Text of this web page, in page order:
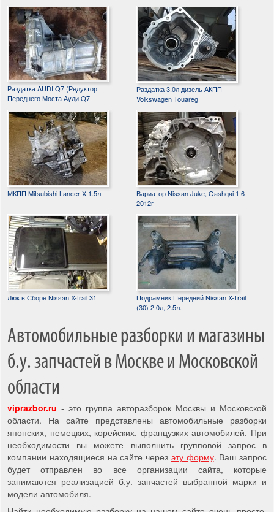
Раздатка AUDI Q7 (Редуктор
Переднего Моста Ауди Q7
Раздатка 3.0л дизель АКПП
Volkswagen Touareg
МКПП Mitsubishi Lancer X 1.5л
Вариатор Nissan Juke, Qashqai 1.6
2012г
Люк в Сборе Nissan X-trail 31
Подрамник Передний Nissan X-Trail
(30) 2.0л, 2.5л.
Автомобильные разборки и магазины
б.у. запчастей в Москве и Московской
области
viprazbor.ru - это группа авторазборок Москвы и Московской
области. На сайте представлены автомобильные разборки
японских, немецких, корейских, французких автомобилей. При
необходимости вы можете выполнить групповой запрос в
компании находящиеся на сайте через эту форму. Ваш запрос
будет отправлен во все организации сайта, которые
занимаются реализацией б.у. запчастей выбранной марки и
модели автомобиля.